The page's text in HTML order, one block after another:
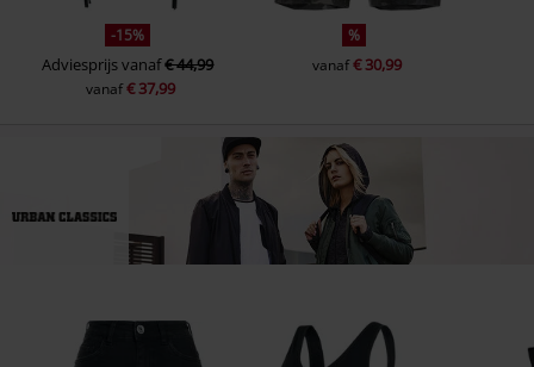
-15%
Adviesprijsvanaf€ 44,99
vanaf€ 37,99
%
vanaf€ 30,99